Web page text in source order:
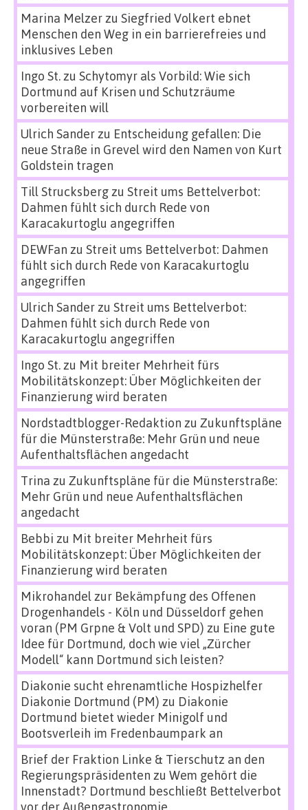
Marina Melzerzu Siegfried Volkert ebnet
Menschen den Weg in ein barrierefreies und
inklusives Leben
Ingo St.zu Schytomyr als Vorbild: Wie sich
Dortmund auf Krisen und Schutzräume
vorbereiten will
Ulrich Sanderzu Entscheidung gefallen: Die
neue Straße in Grevel wird den Namen von Kurt
Goldstein tragen
Till Strucksbergzu Streit ums Bettelverbot:
Dahmen fühlt sich durch Rede von
Karacakurtoglu angegriffen
DEWFan zu Streit ums Bettelverbot: Dahmen
fühlt sich durch Rede von Karacakurtoglu
angegriffen
Ulrich Sanderzu Streit ums Bettelverbot:
Dahmen fühlt sich durch Rede von
Karacakurtoglu angegriffen
Ingo St.zu Mit breiter Mehrheit fürs
Mobilitätskonzept: Über Möglichkeiten der
Finanzierung wird beraten
Nordstadtblogger-Redaktion zu Zukunftspläne
für die Münsterstraße: Mehr Grün und neue
Aufenthaltsflächen angedacht
Trina zu Zukunftspläne für die Münsterstraße:
Mehr Grün und neue Aufenthaltsflächen
angedacht
Bebbi zu Mit breiter Mehrheit fürs
Mobilitätskonzept: Über Möglichkeiten der
Finanzierung wird beraten
Mikrohandel zur Bekämpfung des Offenen
Drogenhandels - Köln und Düsseldorf gehen
voran (PM Grpne & Volt und SPD) zu Eine gute
Idee für Dortmund, doch wie viel „Zürcher
Modell“ kann Dortmund sich leisten?
Diakonie sucht ehrenamtliche Hospizhelfer
Diakonie Dortmund (PM) zu Diakonie
Dortmund bietet wieder Minigolf und
Bootsverleih im Fredenbaumpark an
Brief der Fraktion Linke & Tierschutz an den
Regierungspräsidenten zu Wem gehört die
Innenstadt? Dortmund beschließt Bettelverbot
vor der Außengastronomie